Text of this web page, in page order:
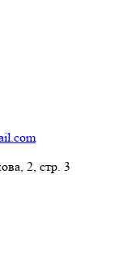
2, стр. 3